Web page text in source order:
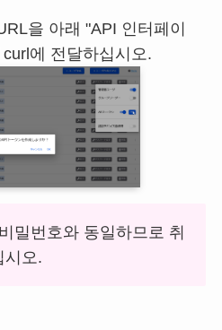
을 아래 "API 인터페이
에 전달하십시오.
밀번호와 동일하므로 취
시오.